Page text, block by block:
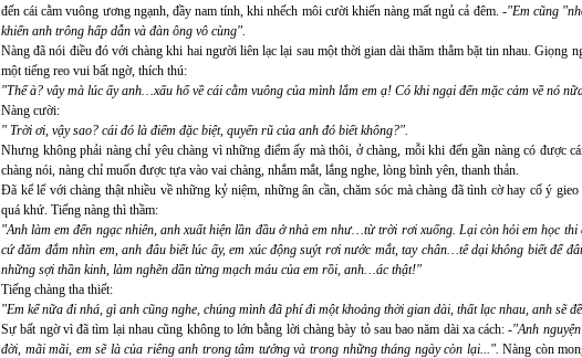
đến cái cằm vuông ương ngạnh, đầy nam tính, khi nhếch môi cười khiến nàng mất ngủ cả đêm. -"Em cũng
khiến anh trông hấp dẫn và đàn ông vô cùng".
Nàng đã nói điều đó với chàng khi hai người liên lạc lại sau một thời gian dài thăm thẳm bặt tin nhau. Giọng
một tiếng reo vui bất ngờ, thích thú:
"Thế à? vây mà lúc ấy anh…xấu hổ về cái cằm vuông của mình lắm em ạ! Có khi ngại đến mặc cảm về nó
Nàng cười:
" Trời ơi, vậy sao? cái đó là điểm đặc biệt, quyến rũ của anh đó biết không?".
Nhưng không phải nàng chỉ yêu chàng vì những điểm ấy mà thôi, ở chàng, mỗi khi đến gần nàng có được
chàng nói, nàng chỉ muốn được tựa vào vai chàng, nhắm mắt, lắng nghe, lòng bình yên, thanh thản.
Đã kể lể với chàng thật nhiều về những kỷ niệm, những ân cần, chăm sóc mà chàng đã tình cờ hay cố ý
quá khứ. Tiếng nàng thì thầm:
"Anh làm em đến ngạc nhiên, anh xuất hiện lần đầu ở nhà em như…từ trời rơi xuống. Lại còn hỏi em học thi
cứ đăm đắm nhìn em, anh đâu biết lúc ấy, em xúc động suýt rơi nước mắt, tay chân…tê dại không biết để
những sợi thần kinh, làm nghẽn dần từng mạch máu của em rồi, anh…ác thật!"
Tiếng chàng tha thiết:
"Em kể nữa đi nhá, gì anh cũng nghe, chúng mình đã phí đi một khoảng thời gian dài, thất lạc nhau, anh sẽ
Sự bất ngờ vì đã tìm lại nhau cũng không to lớn bằng lời chàng bày tỏ sau bao năm dài xa cách: -"Anh
đời, mãi mãi, em sẽ là của riêng anh trong tâm tưởng và trong những tháng ngày còn lại...".Nàng còn